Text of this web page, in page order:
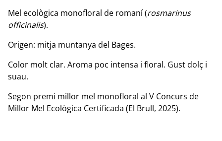
Mel ecològica monofloral de romaní (rosmarinus
officinalis).
Origen: mitja muntanya del Bages.
Color molt clar. Aroma poc intensa i floral. Gust dolç i
suau.
Segon premi millor mel monofloral al V Concurs de
Millor Mel Ecològica Certificada (El Brull, 2025).